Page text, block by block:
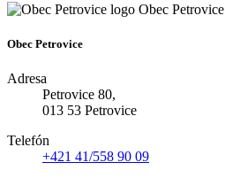
Obec Petrovice
Obec Petrovice
Adresa
Petrovice 80,
013 53 Petrovice
Telefón
+421 41/558 90 09